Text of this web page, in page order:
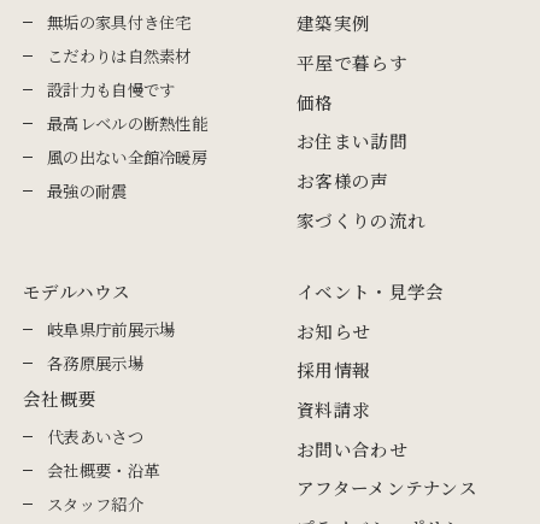
無垢の家具付き住宅
こだわりは自然素材
設計力も自慢です
最高レベルの断熱性能
風の出ない全館冷暖房
最強の耐震
建築実例
平屋で暮らす
価格
お住まい訪問
お客様の声
家づくりの流れ
モデルハウス
岐阜県庁前展示場
各務原展示場
会社概要
代表あいさつ
会社概要・沿革
スタッフ紹介
イベント・見学会
お知らせ
採用情報
資料請求
お問い合わせ
アフターメンテナンス